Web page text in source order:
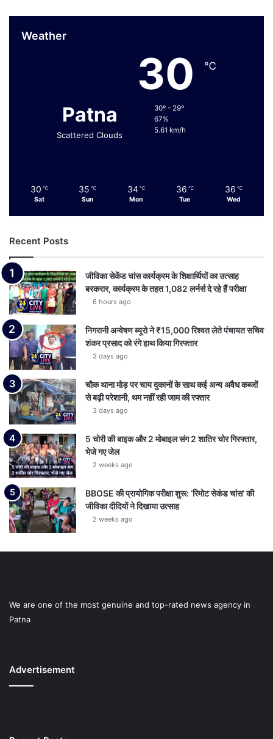
Weather
Patna
Scattered Clouds
30 ℃
30º - 29º
67%
5.61 km/h
30 ℃
Sat
35 ℃
Sun
34 ℃
Mon
36 ℃
Tue
36 ℃
Wed
Recent Posts
जीविका सेकेंड चांस कार्यक्रम के शिक्षार्थियों का उत्साह
बरकरार, कार्यक्रम के तहत 1,082 लर्नर्स दे रहे हैं परीक्षा
6 hours ago
निगरानी अन्वेषण ब्यूरो ने ₹15,000 रिश्वत लेते पंचायत सचिव
शंकर प्रसाद को रंगे हाथ किया गिरफ्तार
3 days ago
चौक थाना मोड़ पर चाय दुकानों के साथ कई अन्य अवैध कब्जों
से बढ़ी परेशानी, थम नहीं रही जाम की रफ्तार
3 days ago
5 चोरी की बाइक और 2 मोबाइल संग 2 शातिर चोर गिरफ्तार,
भेजे गए जेल
2 weeks ago
BBOSE की प्रायोगिक परीक्षा शुरू: ‘रिमोट सेकंड चांस’ की
जीविका दीदियों ने दिखाया उत्साह
2 weeks ago
We are one of the most genuine and top-rated news agency in
Patna
Advertisement